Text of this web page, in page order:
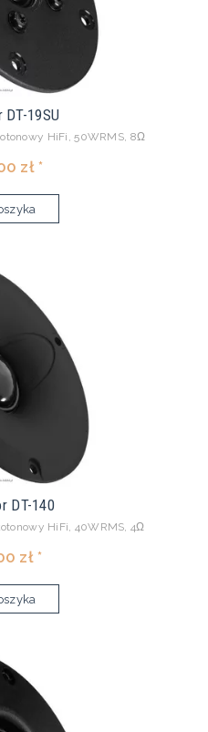
19SU
HiFi, 50WRMS, 8Ω
zł *
DT-140
HiFi, 40WRMS, 4Ω
zł *